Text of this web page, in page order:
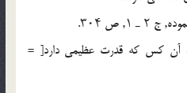
۲۴. سوره ى نجم(۵۳), آیه ى :۵ آن کس که قدرت عظیمى دارد[ =